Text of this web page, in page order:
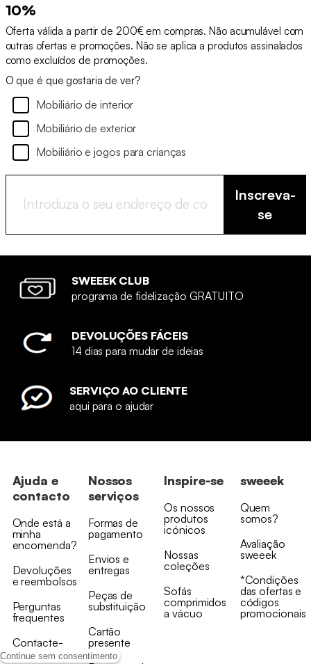
Continue sem consentimento
10%
Oferta válida a partir de 200€ em compras. Não acumulável com
outras ofertas e promoções. Não se aplica a produtos assinalados
como excluídos de promoções.
O que é que gostaria de ver?
Mobiliário de interior
Mobiliário de exterior
Mobiliário e jogos para crianças
Inscreva-
se
SWEEEK CLUB
programa de fidelização GRATUITO
DEVOLUÇÕES FÁCEIS
14 dias para mudar de ideias
SERVIÇO AO CLIENTE
aqui para o ajudar
Ajuda e
contacto
Onde está a
minha
encomenda?
Devoluções
e reembolsos
Perguntas
frequentes
Contacte-
nos
Nossos
serviços
Formas de
pagamento
Envios e
entregas
Peças de
substituição
Cartão
presente
Inspire-se
Os nossos
produtos
icónicos
Nossas
coleções
Sofás
comprimidos
a vácuo
sweeek
Quem
somos?
Avaliação
sweeek
*Condições
das ofertas e
códigos
promocionais